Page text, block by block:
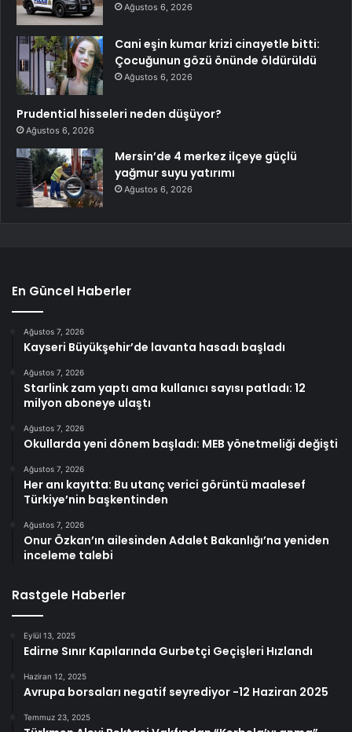
Ağustos 6, 2026
Cani eşin kumar krizi cinayetle bitti:
Çocuğunun gözü önünde öldürüldü
Ağustos 6, 2026
Prudential hisseleri neden düşüyor?
Ağustos 6, 2026
Mersin’de 4 merkez ilçeye güçlü
yağmur suyu yatırımı
Ağustos 6, 2026
En Güncel Haberler
Ağustos 7, 2026
Kayseri Büyükşehir’de lavanta hasadı başladı
Ağustos 7, 2026
Starlink zam yaptı ama kullanıcı sayısı patladı: 12
milyon aboneye ulaştı
Ağustos 7, 2026
Okullarda yeni dönem başladı: MEB yönetmeliği değişti
Ağustos 7, 2026
Her anı kayıtta: Bu utanç verici görüntü maalesef
Türkiye’nin başkentinden
Ağustos 7, 2026
Onur Özkan’ın ailesinden Adalet Bakanlığı’na yeniden
inceleme talebi
Rastgele Haberler
Eylül 13, 2025
Edirne Sınır Kapılarında Gurbetçi Geçişleri Hızlandı
Haziran 12, 2025
Avrupa borsaları negatif seyrediyor -12 Haziran 2025
Temmuz 23, 2025